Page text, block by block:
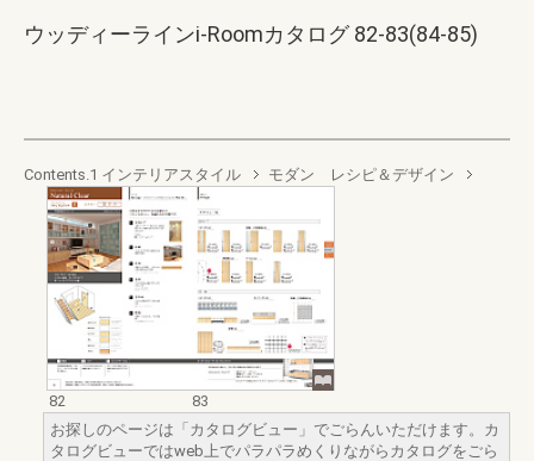
ウッディーラインi-Roomカタログ 82-83(84-85)
Contents.1 インテリアスタイル モダン レシピ＆デザイン
82
83
お探しのページは「カタログビュー」でごらんいただけます。カ
タログビューではweb上でパラパラめくりながらカタログをごら